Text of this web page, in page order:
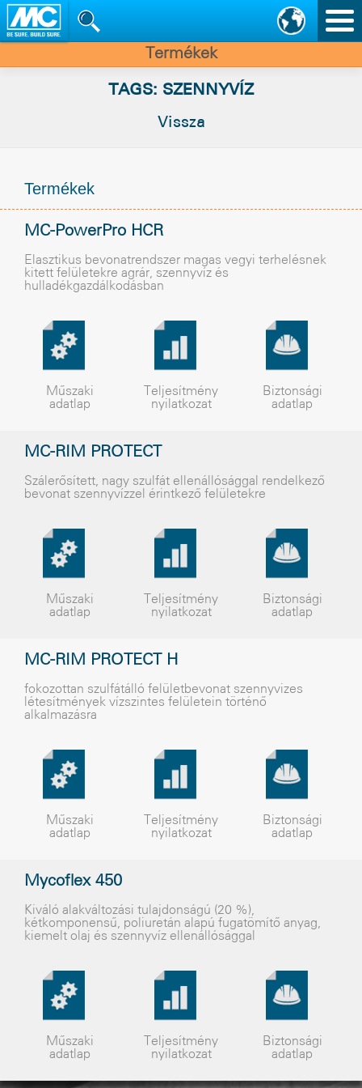
Termékek
TAGS: SZENNYVÍZ
Vissza
Termékek
MC-PowerPro HCR
Elasztikus bevonatrendszer magas vegyi terhelésnek
kitett felületekre agrár, szennyvíz és
hulladékgazdálkodásban
Műszaki
adatlap
Teljesítmény
nyilatkozat
Biztonsági
adatlap
MC-RIM PROTECT
Szálerõsített, nagy szulfát ellenállósággal rendelkezõ
bevonat szennyvízzel érintkezõ felületekre
Műszaki
adatlap
Teljesítmény
nyilatkozat
Biztonsági
adatlap
MC-RIM PROTECT H
fokozottan szulfátálló felületbevonat szennyvizes
létesítmények vízszintes felületein történõ
alkalmazásra
Műszaki
adatlap
Teljesítmény
nyilatkozat
Biztonsági
adatlap
Mycoflex 450
Kiváló alakváltozási tulajdonságú (20 %),
kétkomponensû, poliuretán alapú fugatömítõ anyag,
kiemelt olaj és szennyvíz ellenállósággal
Műszaki
adatlap
Teljesítmény
nyilatkozat
Biztonsági
adatlap